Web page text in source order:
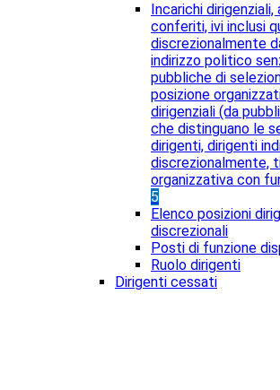
Incarichi
conferiti, ivi inclusi
discrezionalmente
indirizzo politico
pubbliche di
posizione
dirigenziali (da
che distinguano le
dirigenti, dirigenti
discrezionalmente,
organizzativa con
5
Elenco posizioni
discrezionali
Posti di funzione
Ruolo dirigenti
Dirigenti cessati